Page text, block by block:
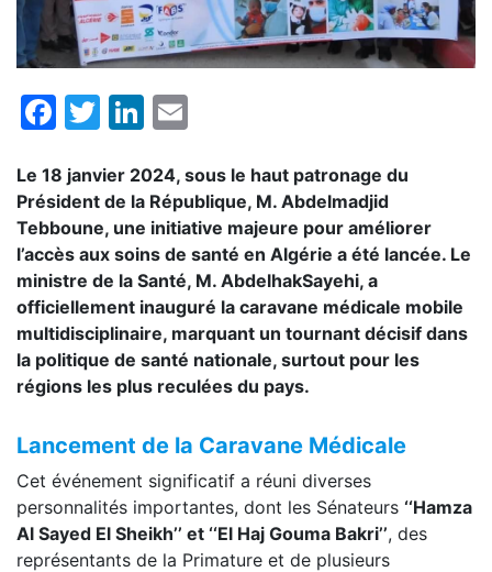
Facebook
TwitterLinkedIn
Le 18 janvier 2024, sous le haut patronage du
Président de la République, M. Abdelmadjid
Tebboune, une initiative majeure pour améliorer
l’accès aux soins de santé en Algérie a été lancée. Le
ministre de la Santé, M. AbdelhakSayehi, a
officiellement inauguré la caravane médicale mobile
multidisciplinaire, marquant un tournant décisif dans
la politique de santé nationale, surtout pour les
régions les plus reculées du pays.
Lancement de la Caravane Médicale
Cet événement significatif a réuni diverses
personnalités importantes, dont les Sénateurs ‘‘Hamza
Al Sayed El Sheikh’’ et ‘‘El Haj Gouma Bakri’’, des
représentants de la Primature et de plusieurs